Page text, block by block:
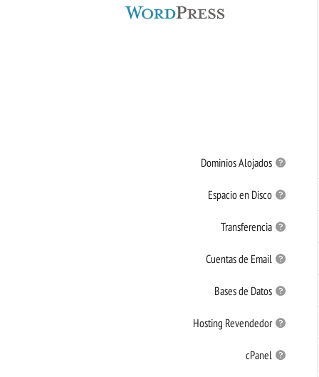
Dominios Alojados
Espacio en Disco
Transferencia
Cuentas de Email
Bases de Datos
Hosting Revendedor
cPanel